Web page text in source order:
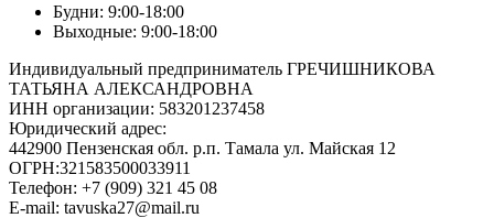
Будни: 9:00-18:00
Выходные: 9:00-18:00
Индивидуальный предприниматель ГРЕЧИШНИКОВА
ТАТЬЯНА АЛЕКСАНДРОВНА
ИНН организации: 583201237458
Юридический адрес:
442900 Пензенская обл. р.п. Тамала ул. Майская 12
ОГРН:321583500033911
Телефон: +7 (909) 321 45 08
E-mail: tavuska27@mail.ru